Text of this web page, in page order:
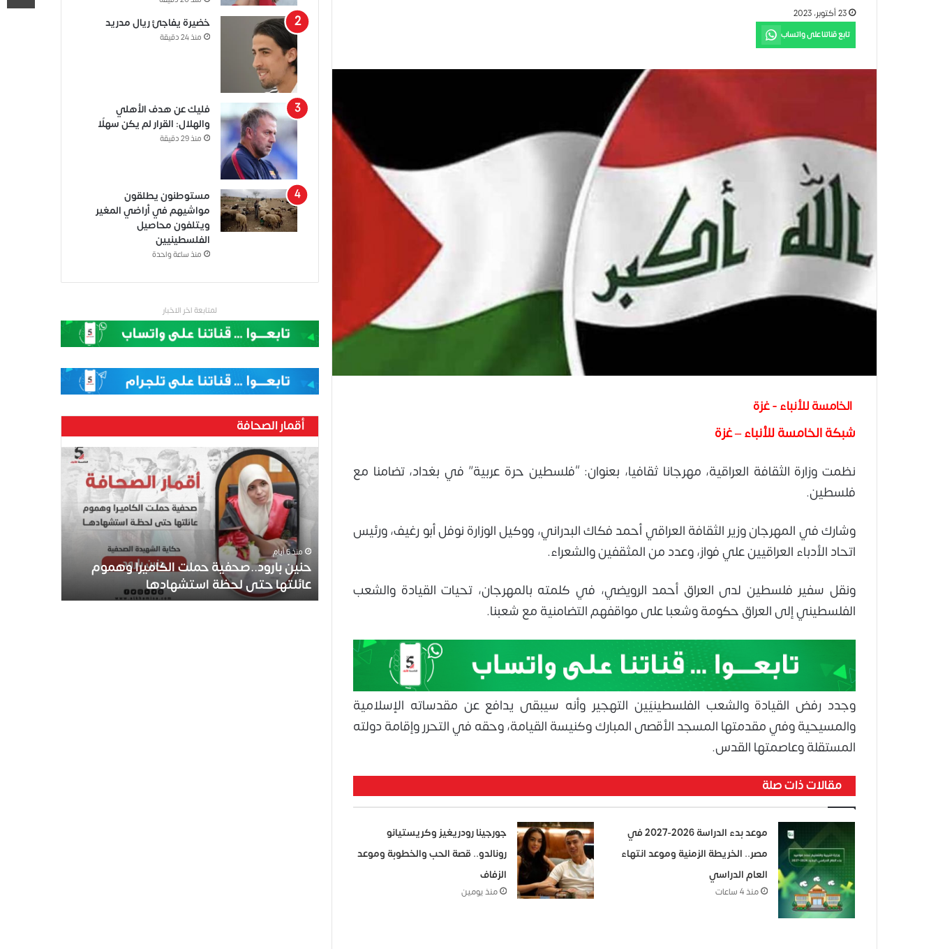
23 أكتوبر، 2023
تابع قناتنا على واتساب
الخامسة للأنباء - غزة
شبكة الخامسة للأنباء – غزة
نظمت وزارة الثقافة العراقية، مهرجانا ثقافيا، بعنوان: “فلسطين حرة عربية” في بغداد، تضامنا مع
فلسطين.
وشارك في المهرجان وزير الثقافة العراقي أحمد فكاك البدراني، ووكيل الوزارة نوفل أبو رغيف، ورئيس
اتحاد الأدباء العراقيين علي فواز، وعدد من المثقفين والشعراء.
ونقل سفير فلسطين لدى العراق أحمد الرويضي، في كلمته بالمهرجان، تحيات القيادة والشعب
الفلسطيني إلى العراق حكومة وشعبا على مواقفهم التضامنية مع شعبنا.
وجدد رفض القيادة والشعب الفلسطينيَين التهجير وأنه سيبقى يدافع عن مقدساته الإسلامية
والمسيحية وفي مقدمتها المسجد الأقصى المبارك وكنيسة القيامة، وحقه في التحرر وإقامة دولته
المستقلة وعاصمتها القدس.
مقالات ذات صلة
موعد بدء الدراسة 2026-2027 في
مصر.. الخريطة الزمنية وموعد انتهاء
العام الدراسي
منذ 4 ساعات
جورجينا رودريغيز وكريستيانو
رونالدو.. قصة الحب والخطوبة وموعد
الزفاف
منذ يومين
خضيرة يفاجئ ريال مدريد
منذ 24 دقيقة
فليك عن هدف الأهلي
والهلال: القرار لم يكن سهلًا
منذ 29 دقيقة
مستوطنون يطلقون
مواشيهم في أراضي المغير
ويتلفون محاصيل
الفلسطينيين
منذ ساعة واحدة
لمتابعة اخر الاخبار
أقمار الصحافة
حنين
بارود..صحفية
حملت
الكاميرا
وهموم
عائلتها
لحظة
استشهادها
منذ 6 أيام
حنين بارود..صحفية حملت الكاميرا وهموم
عائلتها حتى لحظة استشهادها